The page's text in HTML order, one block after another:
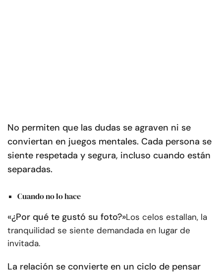
No permiten que las dudas se agraven ni se
conviertan en juegos mentales. Cada persona se
siente respetada y segura, incluso cuando están
separadas.
Cuando no lo hace
«¿Por qué te gustó su foto?»Los celos estallan, la
tranquilidad se siente demandada en lugar de
invitada.
La relación se convierte en un ciclo de pensar